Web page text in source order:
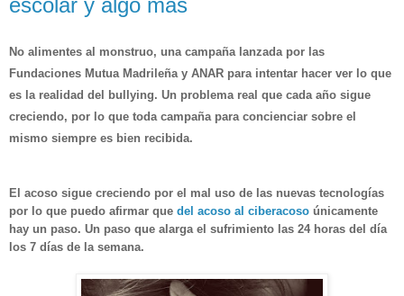
No alimentes al monstruo, una campaña lanzada por las
Fundaciones Mutua Madrileña y ANAR para intentar hacer ver lo que
es la realidad del bullying. Un problema real que cada año sigue
creciendo, por lo que toda campaña para concienciar sobre el
mismo siempre es bien recibida.
El acoso sigue creciendo por el mal uso de las nuevas tecnologías
por lo que puedo afirmar que del acoso al ciberacoso únicamente
hay un paso. Un paso que alarga el sufrimiento las 24 horas del día
los 7 días de la semana.